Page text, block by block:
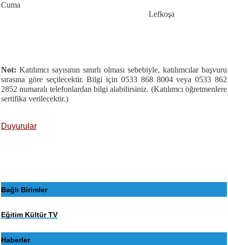
Cuma
Lefkoşa
Not: Katılımcı sayısının sınırlı olması sebebiyle, katılımcılar başvuru
sırasına göre seçilecektir. Bilgi için 0533 868 8004 veya 0533 862
2852 numaralı telefonlardan bilgi alabilirsiniz. (Katılımcı öğretmenlere
sertifika verilecektir.)
Duyurular
Bağlı Birimler
Eğitim Kültür TV
Haberler